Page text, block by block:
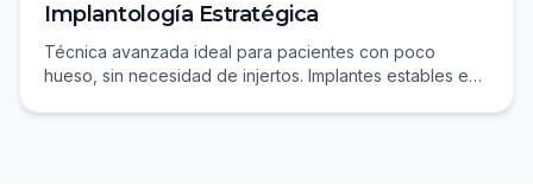
Implantología Estratégica
Técnica avanzada ideal para pacientes con poco
hueso, sin necesidad de injertos. Implantes estables en